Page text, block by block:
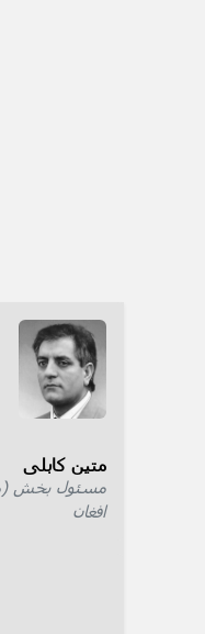
متین کابلی
مسئول بخش
افغان